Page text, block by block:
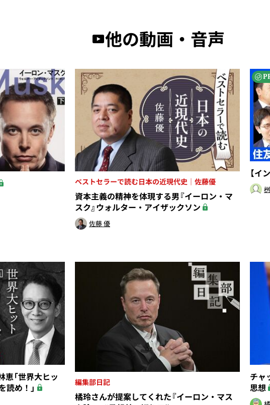
他の動画・音声
ベストセラーで読む日本の近現代史｜佐藤優
資本主義の精神を体現する男『イーロン・マ
スク』ウォルター・アイザックソン
佐藤 優
【イ
恵「世界大ヒッ
読め！」
編集部日記
橘玲さんが提案してくれた『イーロン・マス
チャ
思想